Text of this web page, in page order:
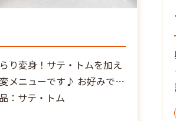
り変身！サテ・トムを加え
メニューです♪ お好みで、
上に、サテ・トム小さじ１
トム”すれば、辛さとレモ
：サテ・トム